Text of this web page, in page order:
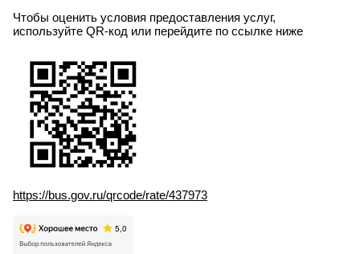
Чтобы оценить условия предоставления услуг,
используйте QR-код или перейдите по ссылке ниже
https://bus.gov.ru/qrcode/rate/437973